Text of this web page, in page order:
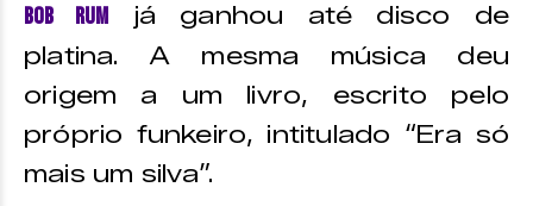
Bob Rum já ganhou até disco de
platina. A mesma música deu
origem a um livro, escrito pelo
próprio funkeiro, intitulado “Era só
mais um silva”.